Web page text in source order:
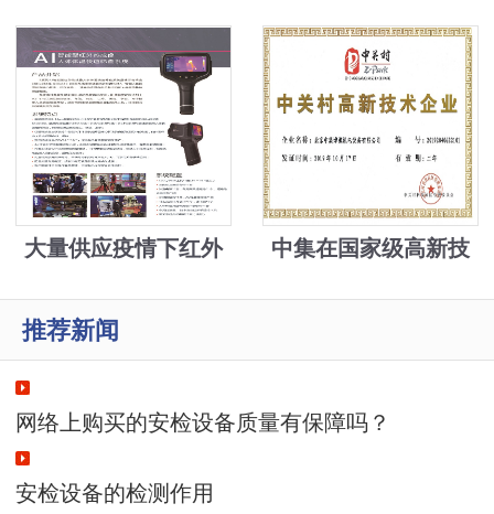
备
磅高新技术转换，为
解决疫情物资紧缺难
题，中集发明手机加
装模块测温并自动身
份登记上传
大量供应疫情下红外
成像测温设备5万元
中集在国家级高新技
术、新技术新产品基
推荐新闻
网络上购买的安检设备质量有保障吗？
安检设备的检测作用